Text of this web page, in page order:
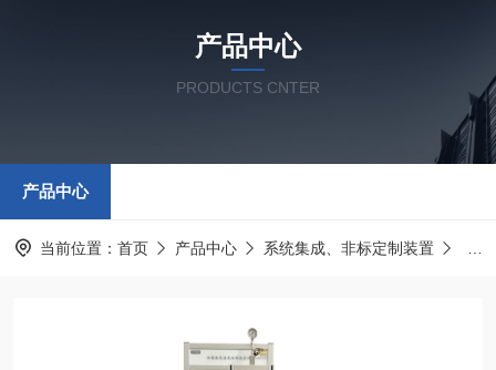
产品中心
PRODUCTS CNTER
产品中心
当前位置： 首页 产品中心 系统集成、非标定制装置